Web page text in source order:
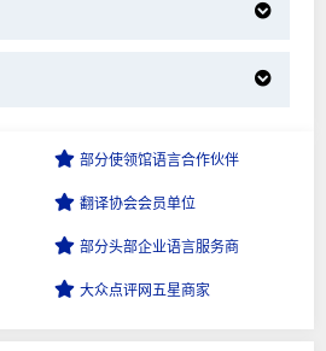
部分使领馆语言合作伙伴
翻译协会会员单位
部分头部企业语言服务商
大众点评网五星商家